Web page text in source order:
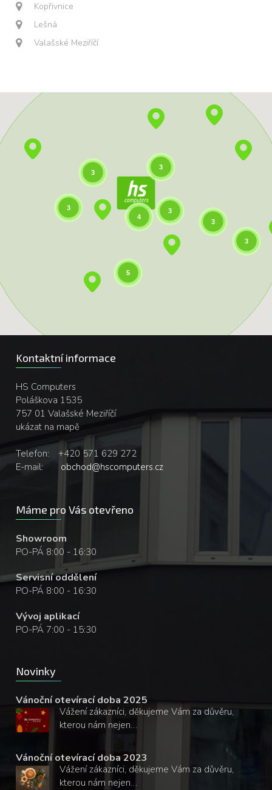
Kopřivnice
Lešná
Valašské Meziříčí
3
4
3
3
3
5
3
3
Kontaktní informace
HS Computers
Poláškova 1535
757 01 Valašské Meziříčí
ukázat na mapě
Telefon:
+420 571 629 272
E-mail:
obchod@hscomputers.cz
Máme pro Vás otevřeno
Showroom
PO-PÁ 8:00 - 16:30
Servisní oddělení
PO-PÁ 8:00 - 16:30
Vývoj aplikací
PO-PÁ 7:00 - 15:30
Novinky
Vánoční otevírací doba 2025
Vážení zákazníci, děkujeme Vám za důvěru,
kterou nám nejen…
Vánoční otevírací doba 2023
Vážení zákazníci, děkujeme Vám za důvěru,
kterou nám nejen…